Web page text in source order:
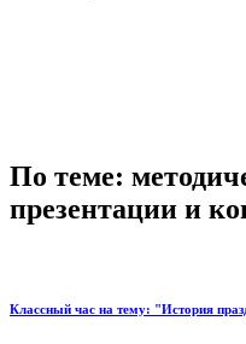
По теме:
презентации и
Классный час на тему: "История